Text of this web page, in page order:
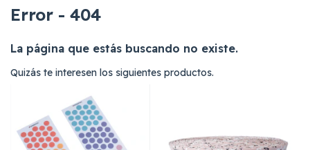
Error - 404
La página que estás buscando no existe.
Quizás te interesen los siguientes productos.